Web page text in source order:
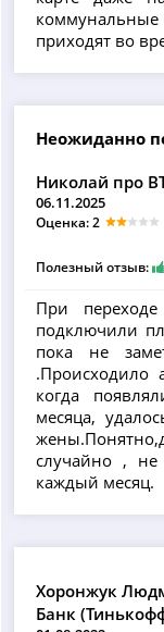
приходят во
Неожиданно
Николай про
06.11.2025
Оценка: 2
Полезный отзыв:
При
подключили
пока не
.Происходило
когда
месяца,
случайно ,
каждый месяц.
Хоронжук
Банк